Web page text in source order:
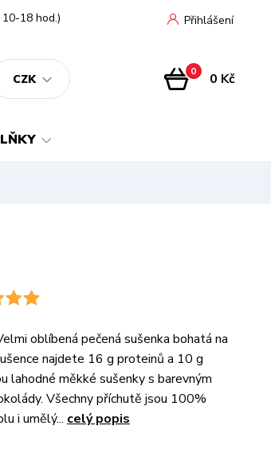
CZK
Přihlášení
10-18 hod.)
0 0 Kč
oblíbená pečená sušenka bohatá na
najdete 16 g proteinů a 10 g
lahodné měkké sušenky s barevným
Všechny příchutě jsou 100%
i umělý... celý popis